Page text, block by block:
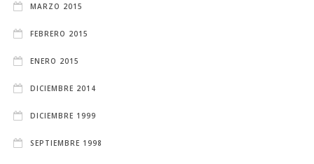
MARZO 2015
FEBRERO 2015
ENERO 2015
DICIEMBRE 2014
DICIEMBRE 1999
SEPTIEMBRE 1998